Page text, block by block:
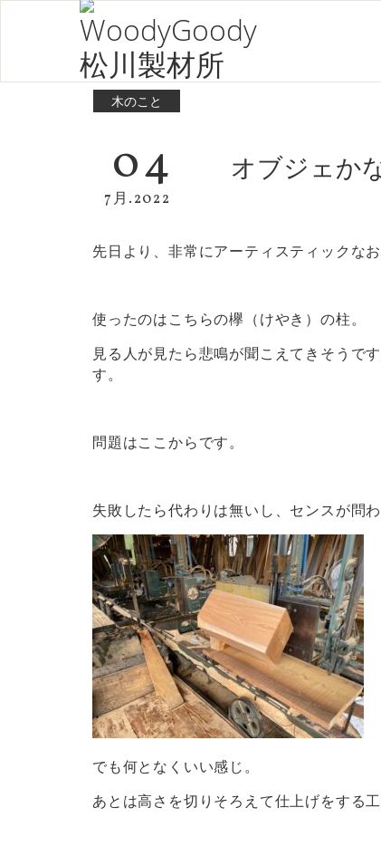
木のこと
04
7月.2022
オブジェか
先日より、非常にアーティスティックな
使ったのはこちらの欅（けやき）の柱。
見る人が見たら悲鳴が聞こえてきそうで
す。
問題はここからです。
失敗したら代わりは無いし、センスが問わ
でも何となくいい感じ。
あとは高さを切りそろえて仕上げをする